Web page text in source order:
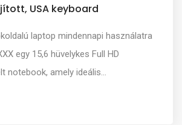
USA keyboard
laptop mindennapi használatra
egy 15,6 hüvelykes Full HD
notebook, amely ideális...